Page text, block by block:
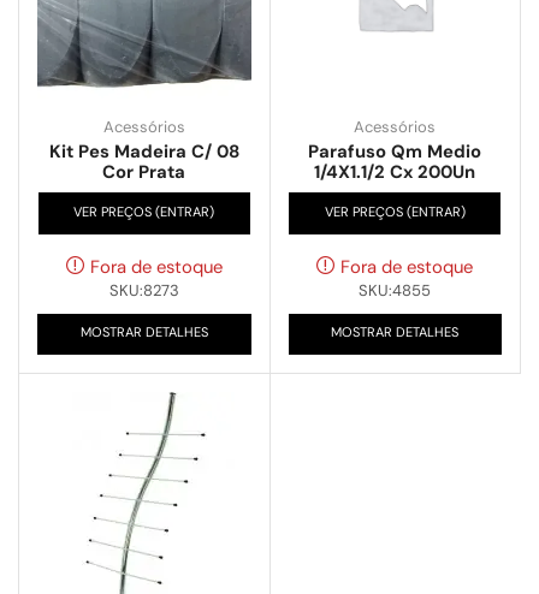
Acessórios
Kit Pes Madeira C/ 08
Cor Prata
VER PREÇOS (ENTRAR)
Fora de estoque
SKU:8273
MOSTRAR DETALHES
Acessórios
Parafuso Qm Medio
1/4X1.1/2 Cx 200Un
VER PREÇOS (ENTRAR)
Fora de estoque
SKU:4855
MOSTRAR DETALHES